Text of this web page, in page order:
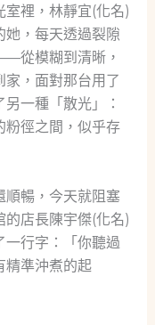
室裡，林靜宜(化名)
她，每天透過裂隙
從模糊到清晰，
，面對那台用了
一種「散光」：
粉徑之間，似乎存
順暢，今天就阻塞
的店長陳宇傑(化名)
一行字：「你聽過
精準沖煮的起